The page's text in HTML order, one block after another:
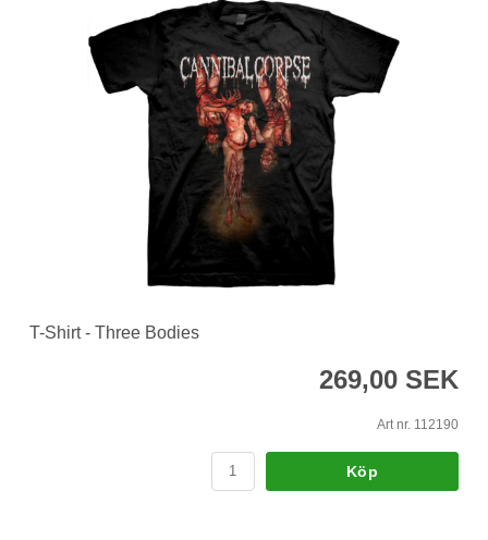
T-Shirt - Three Bodies
269,00 SEK
Art nr. 112190
Köp